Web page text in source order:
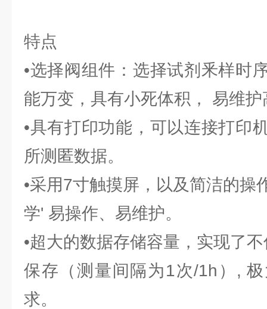
特点
•选择阀组件：选择试剂釆样时
能万变，具有小死体积， 易维
•具有打印功能，可以连接打印
所测匿数据。
•采用7寸触摸屏，以及简洁的操
学' 易操作、易维护。
•超大的数据存储容量，实现了
保存（测量间隔为1次/1h）,
求。